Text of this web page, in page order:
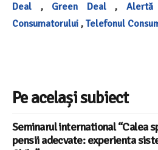
Deal , Green Deal, Alertă
Consumatorului , Telefonul
Pe același subiect
Seminarul international “Calea
pensii adecvate: experienta